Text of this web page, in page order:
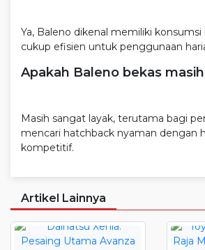
Ya, Baleno dikenal memiliki konsumsi
cukup efisien untuk penggunaan
Apakah Baleno bekas
Masih sangat layak, terutama bagi
mencari hatchback nyaman dengan
kompetitif.
Artikel Lainnya